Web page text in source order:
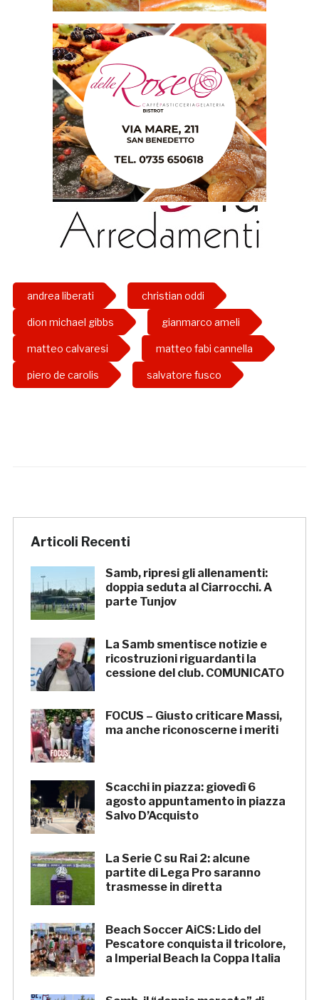
andrea liberati christian oddi
dion michael gibbs gianmarco ameli
matteo calvaresi matteo fabi cannella
piero de carolis salvatore fusco
Articoli Recenti
Samb, ripresi gli allenamenti:
doppia seduta al Ciarrocchi. A
parte Tunjov
La Samb smentisce notizie e
ricostruzioni riguardanti la
cessione del club. COMUNICATO
FOCUS – Giusto criticare Massi,
ma anche riconoscerne i meriti
Scacchi in piazza: giovedì 6
agosto appuntamento in piazza
Salvo D’Acquisto
La Serie C su Rai 2: alcune
partite di Lega Pro saranno
trasmesse in diretta
Beach Soccer AiCS: Lido del
Pescatore conquista il tricolore,
a Imperial Beach la Coppa Italia